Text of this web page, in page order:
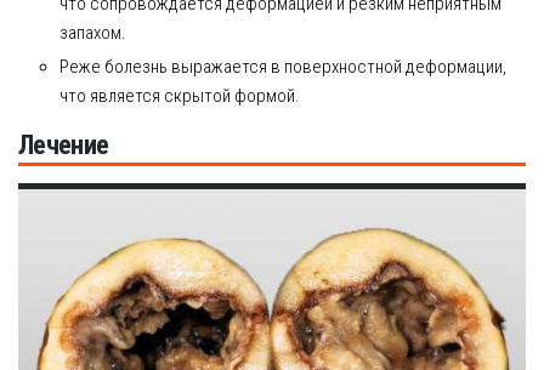
запахом.
Реже болезнь выражается в поверхностной деформации,
что является скрытой формой.
Лечение